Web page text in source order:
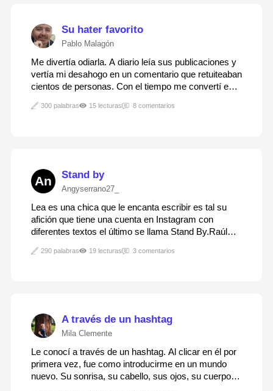
Su hater favorito
Pablo Malagón
Me divertía odiarla. A diario leía sus publicaciones y
vertía mi desahogo en un comentario que retuiteaban
cientos de personas. Con el tiempo me convertí en
tiempo que iba perdiendo parte de mi vida. Cuando la
300 palabras 15 lecturas 8 comentarios
An Stand by
Angyserrano27_
Lea es una chica que le encanta escribir es tal su
afición que tiene una cuenta en Instagram con
diferentes textos el último se llama Stand By.Raúl
de una pausa en el trabajo cuando entro a Instagram
290 palabras 19 lecturas 3 comentarios
A través de un hashtag
Mila Clemente
Le conocí a través de un hashtag. Al clicar en él por
primera vez, fue como introducirme en un mundo
nuevo. Su sonrisa, su cabello, sus ojos, su cuerpo,